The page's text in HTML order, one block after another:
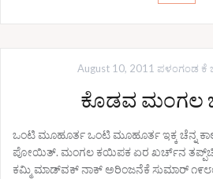
August 10, 2011 ಪಳಂಗಂಡ ಕೆ
ಕೊಡವ ಮಂಗಲ
ಒಂಟಿ ಮೂಹೂರ್ತ ಒಂಟಿ ಮೂಹೂರ್ತ ಇಕ್ಕ ಚೆನ್ನ
ಪೋಯಿತ್. ಮಂಗಲ ಕಯಿಪಕ ಏರ ಖರ್ಚ್‌ನ
ಕಮ್ಮಿ ಮಾಡ್‌ವಕ್ ನಾಕ್ ಅರಿಂಜನೆಕೆ ಸುಮಾರ್